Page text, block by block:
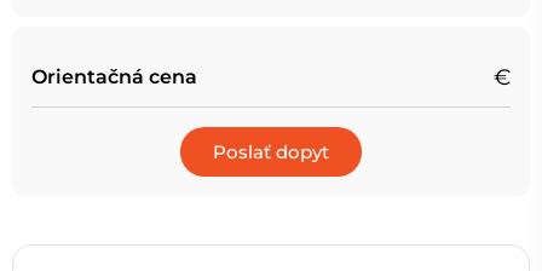
Orientačná cena €
Poslať dopyt